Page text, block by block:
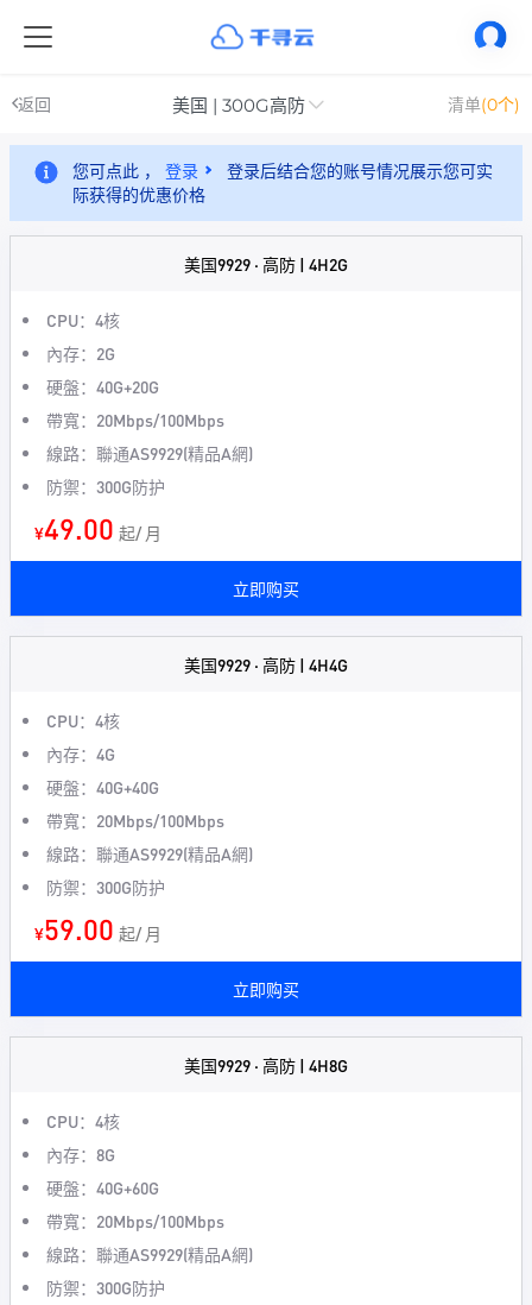
返回 美国 | 300G高防 清单(0个)
您可点此 ， 登录
登录后结合您的账号情况展示您可实
际获得的优惠价格
美国9929 · 高防 | 4H2G
CPU：4核
內存：2G
硬盤：40G+20G
帶寬：20Mbps/100Mbps
線路：聯通AS9929(精品A網)
防禦：300G防护
¥49.00 起/ 月
立即购买
美国9929 · 高防 | 4H4G
CPU：4核
內存：4G
硬盤：40G+40G
帶寬：20Mbps/100Mbps
線路：聯通AS9929(精品A網)
防禦：300G防护
¥59.00 起/ 月
立即购买
美国9929 · 高防 | 4H8G
CPU：4核
內存：8G
硬盤：40G+60G
帶寬：20Mbps/100Mbps
線路：聯通AS9929(精品A網)
防禦：300G防护